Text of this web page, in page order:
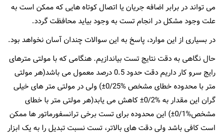
می تواند در برابر اضافه جریان یا اتصال کوتاه هایی که ممکن است به
علت وجود مشکل در انجام تست به وجود بیاید محافظت گردد.
در بسیاری از این موارد، پاسخ به این سوالات چندان آسان نخواهد بود.
حال نگاهی به دقت نتایج تست بیاندازیم. هنگامی که با مولتی مترهای
رایج سرو کار داریم دقت حدود 0.5 درصد معمول می باشد(هر مولتی
متر با محدوده خطای مشخص %0/25±) ولی در مولتی متر های خیلی
گران این مقدار به %0/2± کاهش می یابد(هر مولتی متر با خطای
مشخص%0/1±) این محدوده برای تست برخی ترانسفورماتور ها ممکن
است کافی باشد ولی دقت های بالاتر، تست نسبت تبدیل را به یک ابزار